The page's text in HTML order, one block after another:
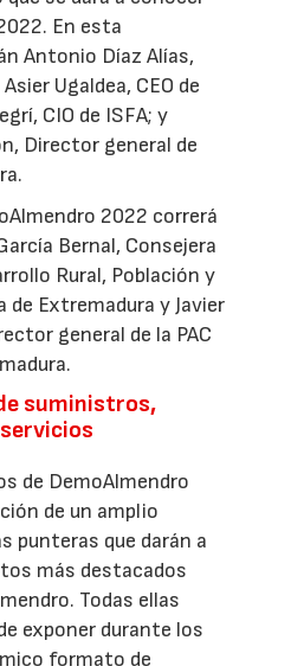
En esta
Antonio Díaz Alías,
Ugaldea, CEO de
CIO de ISFA; y
Director general de
2022 correrá
Bernal, Consejera
Rural, Población y
de Extremadura y Javier
general de la PAC
suministros,
de DemoAlmendro
de un amplio
punteras que darán a
más destacados
Todas ellas
exponer durante los
formato de